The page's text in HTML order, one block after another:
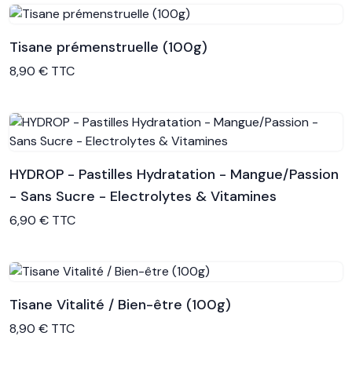
Voir le produit
Tisane prémenstruelle (100g)
8,90 € TTC
Voir le produit
HYDROP - Pastilles Hydratation - Mangue/Passion
- Sans Sucre - Electrolytes & Vitamines
6,90 € TTC
Voir le produit
Tisane Vitalité / Bien-être (100g)
8,90 € TTC